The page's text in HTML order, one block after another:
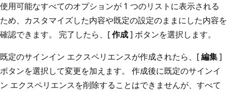
使用可能なすべてのオプションが 1 つのリストに表示される
ため、カスタマイズした内容や既定の設定のままにした内容を
確認できます。 完了したら、[作成] ボタンを選択します。
既定のサインイン エクスペリエンスが作成されたら、[編集]
ボタンを選択して変更を加えます。 作成後に既定のサインイ
ン エクスペリエンスを削除することはできませんが、すべて